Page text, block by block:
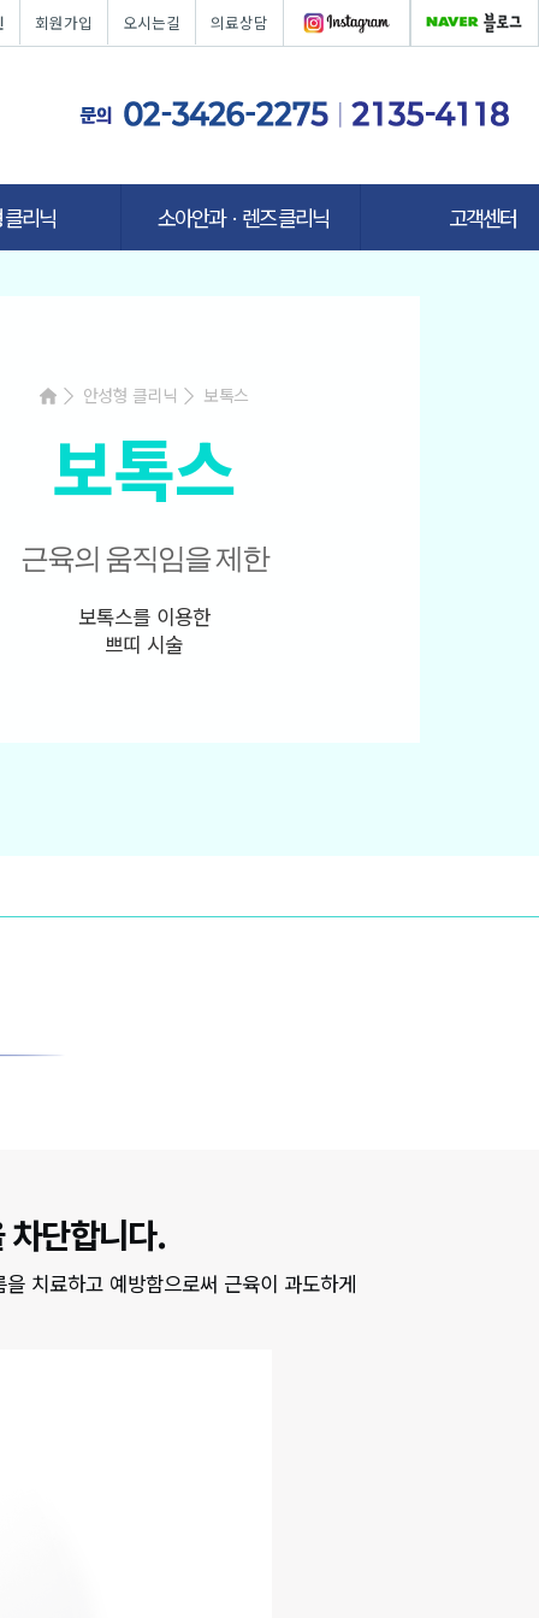
회원가입 오시는길 의료상담
리닉 소아안과ㆍ렌즈 클리닉 고객센터
안성형 클리닉 보톡스
보톡스
근육의 움직임을 제한
보톡스를 이용한
쁘띠 시술
차단합니다.
치료하고 예방함으로써 근육이 과도하게